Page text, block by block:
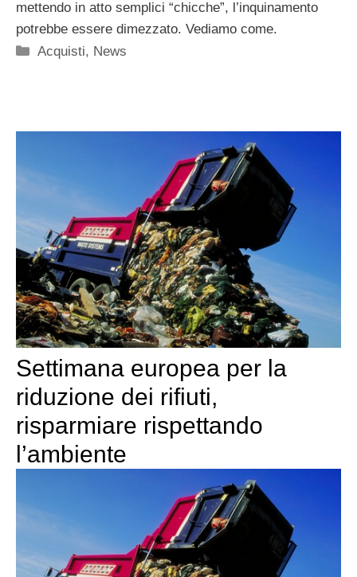
mettendo in atto semplici “chicche”, l’inquinamento
potrebbe essere dimezzato. Vediamo come.
Categorie
Acquisti, News
Settimana europea per la
riduzione dei rifiuti,
risparmiare rispettando
l’ambiente